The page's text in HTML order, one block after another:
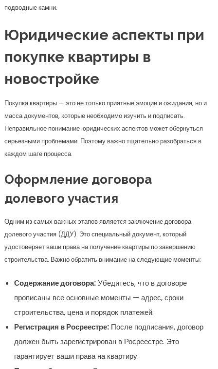
подводные камни.
Юридические аспекты при
покупке квартиры в
новостройке
Покупка квартиры — это не только приятные эмоции и ожидания, но и
масса документов, которые необходимо изучить и подписать.
Неправильное понимание юридических аспектов может обернуться
серьезными проблемами. Поэтому важно тщательно разобраться в
каждом шаге процесса.
Оформление договора
долевого участия
Одним из самых важных этапов является заключение договора
долевого участия (ДДУ). Это специальный документ, который
удостоверяет ваши права на получение квартиры по завершению
строительства. Важно обратить внимание на следующие моменты:
Содержание договора:Убедитесь, что в договоре
прописаны все основные моменты — адрес, сроки
строительства, цена и порядок платежей.
Регистрация в Росреестре:После подписания, договор
должен быть зарегистрирован в Росреестре. Это
гарантирует ваши права на квартиру.